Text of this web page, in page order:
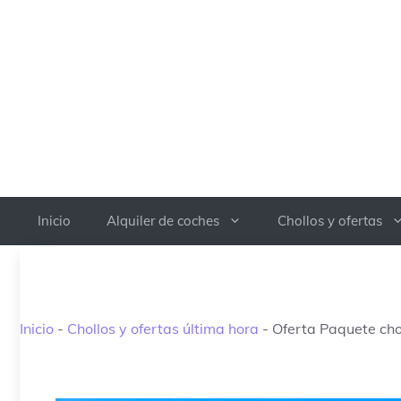
Inicio Alquiler de coches Chollos y ofertas
Inicio - Chollos y ofertas última hora - Oferta Paquete